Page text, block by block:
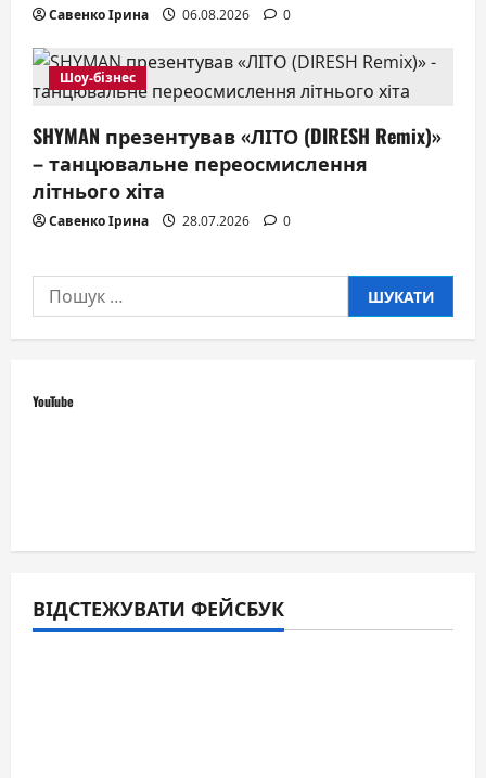
Савенко Ірина 06.08.2026 0
Шоу-бізнес
SHYMAN презентував «ЛІТО (DIRESH Remix)»
– танцювальне переосмислення
літнього хіта
Савенко Ірина 28.07.2026 0
Пошук:
YouTube
ВІДСТЕЖУВАТИ ФЕЙСБУК